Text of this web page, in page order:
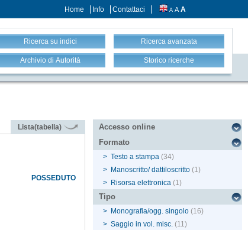
Home Info Contattaci A A A
Ricerca su indici Ricerca avanzata
Archivio di Autorità Storico ricerche
Lista(tabella)
POSSEDUTO
Accesso online
Formato
> Testo a stampa (34)
> Manoscritto/ dattiloscritto (1)
> Risorsa elettronica (1)
Tipo
> Monografia/ogg. singolo (16)
> Saggio in vol. misc. (11)